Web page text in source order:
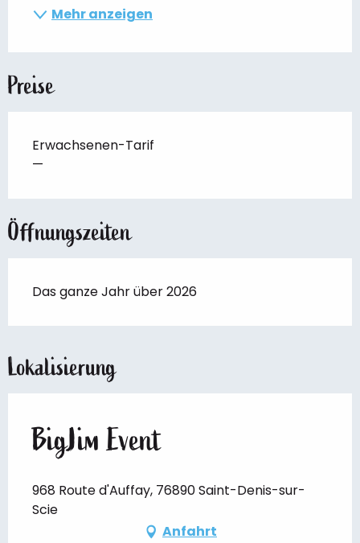
Mehr anzeigen
Preise
Erwachsenen-Tarif
—
Öffnungszeiten
Das ganze Jahr über 2026
Lokalisierung
BigJim Event
968 Route d'Auffay, 76890 Saint-Denis-sur-
Scie
Anfahrt